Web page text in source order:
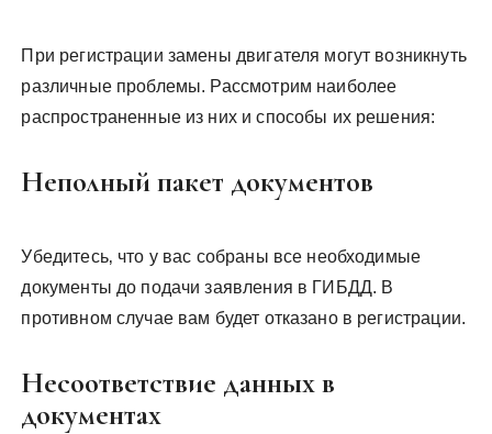
При регистрации замены двигателя могут возникнуть
различные проблемы. Рассмотрим наиболее
распространенные из них и способы их решения:
Неполный пакет документов
Убедитесь‚ что у вас собраны все необходимые
документы до подачи заявления в ГИБДД. В
противном случае вам будет отказано в регистрации.
Несоответствие данных в
документах